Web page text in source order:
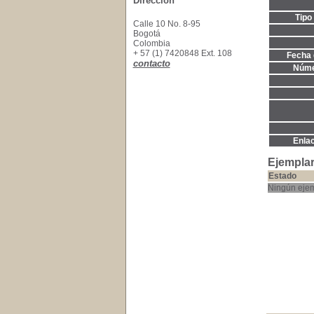
Tipo
Estado
Ningún
Calle 10 No. 8-95
Bogotá
Colombia
+ 57 (1) 7420848 Ext. 108
contacto